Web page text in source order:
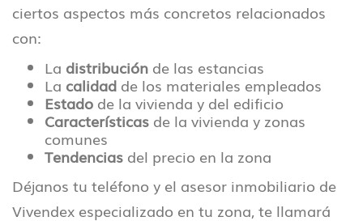
ciertos aspectos más concretos relacionados
con:
La distribución de las estancias
La calidad de los materiales empleados
Estado de la vivienda y del edificio
Características de la vivienda y zonas
comunes
Tendencias del precio en la zona
Déjanos tu teléfono y el asesor inmobiliario de
Vivendex especializado en tu zona, te llamará